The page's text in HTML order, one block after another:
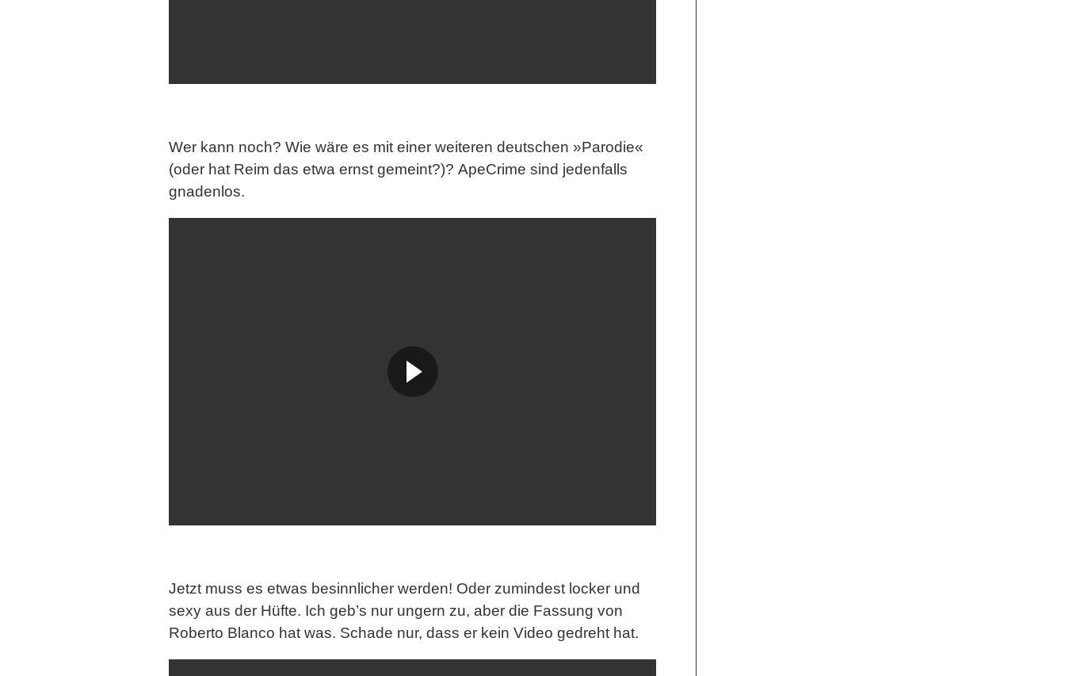
Wer kann noch? Wie wäre es mit einer weiteren deutschen »Parodie«
(oder hat Reim das etwa ernst gemeint?)? ApeCrime sind jedenfalls
gnadenlos.
Jetzt muss es etwas besinnlicher werden! Oder zumindest locker und
sexy aus der Hüfte. Ich geb’s nur ungern zu, aber die Fassung von
Roberto Blanco hat was. Schade nur, dass er kein Video gedreht hat.